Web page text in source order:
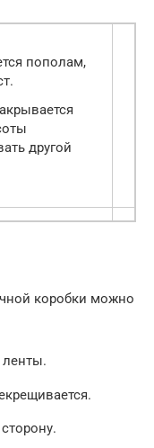
пополам,
другой
коробки можно